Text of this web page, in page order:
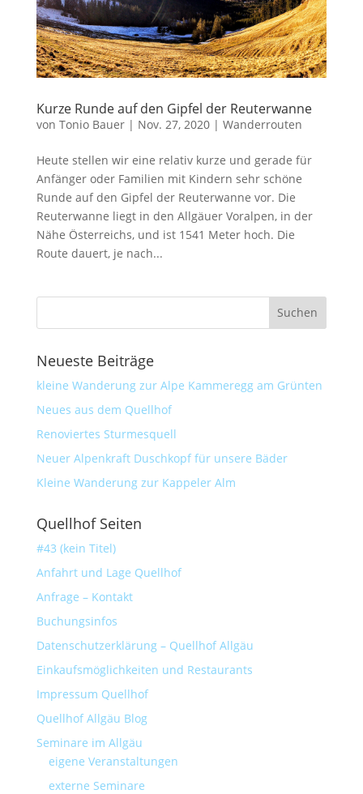
Kurze Runde auf den Gipfel der Reuterwanne
von Tonio Bauer| Nov. 27, 2020| Wanderrouten
Heute stellen wir eine relativ kurze und gerade für
Anfänger oder Familien mit Kindern sehr schöne
Runde auf den Gipfel der Reuterwanne vor. Die
Reuterwanne liegt in den Allgäuer Voralpen, in der
Nähe Österreichs, und ist 1541 Meter hoch. Die
Route dauert, je nach...
Neueste Beiträge
kleine Wanderung zur Alpe Kammeregg am Grünten
Neues aus dem Quellhof
Renoviertes Sturmesquell
Neuer Alpenkraft Duschkopf für unsere Bäder
Kleine Wanderung zur Kappeler Alm
Quellhof Seiten
#43 (kein Titel)
Anfahrt und Lage Quellhof
Anfrage – Kontakt
Buchungsinfos
Datenschutzerklärung – Quellhof Allgäu
Einkaufsmöglichkeiten und Restaurants
Impressum Quellhof
Quellhof Allgäu Blog
Seminare im Allgäu
eigene Veranstaltungen
externe Seminare